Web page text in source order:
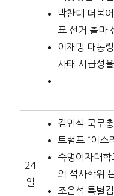
박찬대 더불
표 선거 출마
이재명 대통
사태 시급성
24
일
김민석 국무
트럼프 “이스
숙명여자대학
의 석사학위
조은석 특별